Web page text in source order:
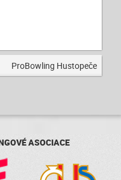
ProBowling Hustopeče
ASOCIACE